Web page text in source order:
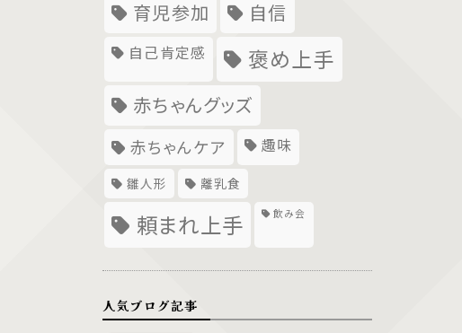
育児参加
自信
自己肯定感 褒め上手
赤ちゃんグッズ
赤ちゃんケア 趣味
雛人形 離乳食
頼まれ上手 飲み会
人気ブログ記事